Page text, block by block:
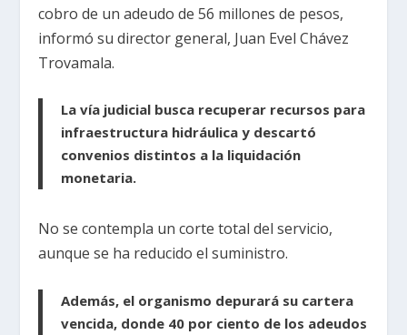
cobro de un adeudo de 56 millones de pesos,
informó su director general, Juan Evel Chávez
Trovamala.
La vía judicial busca recuperar recursos para
infraestructura hidráulica y descartó
convenios distintos a la liquidación
monetaria.
No se contempla un corte total del servicio,
aunque se ha reducido el suministro.
Además, el organismo depurará su cartera
vencida, donde 40 por ciento de los adeudos